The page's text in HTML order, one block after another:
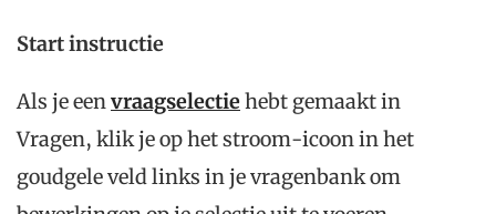
Start instructie
Als je eenvraagselectiehebt gemaakt in
Vragen, klik je op het stroom-icoon in het
goudgele veld links in je vragenbank om